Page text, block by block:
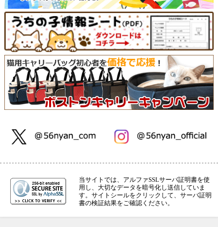
当サイトでは、アルファSSLサーバ証明書を使
用し、大切なデータを暗号化し送信していま
す。サイトシールをクリックして、サーバ証明
書の検証結果をご確認ください。